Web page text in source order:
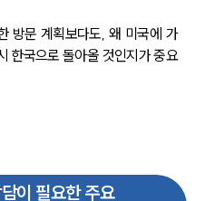
방문 계획보다도, 왜 미국에 가
한국으로 돌아올 것인지가 중요
이 필요한 주요